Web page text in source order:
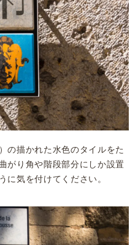
の描かれた水色のタイルをた
がり角や階段部分にしか設置
に気を付けてください。